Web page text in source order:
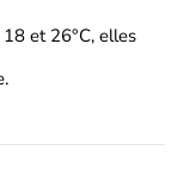
et 26°C, elles